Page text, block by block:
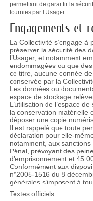
permettant de garantir la
fournies par l’Usager.
Engagements et
La Collectivité s’engage
préserver la sécurité des
l’Usager, et notamment
endommagées ou que
ce titre, aucune donnée
conservée par la
Les données ou
espace de stockage
L’utilisation de l’espace
la conservation matérielle
déposer une copie
Il est rappelé que toute
déclaration pour elle-
notamment, aux sanctions
Pénal, prévoyant des
d’emprisonnement et 45
Conformément aux
n°2005-1516 du 8
générales s’imposent à
Textes officiels